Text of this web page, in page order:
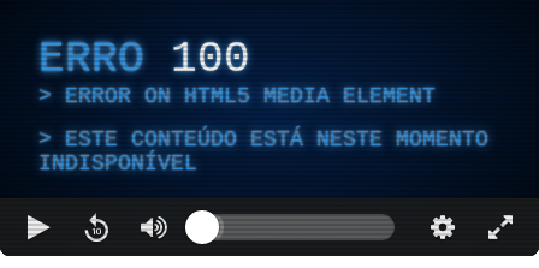
ERRO 100
ERROR ON HTML5 MEDIA ELEMENT
ESTE CONTEÚDO ESTÁ NESTE MOMENTO
INDISPONÍVEL